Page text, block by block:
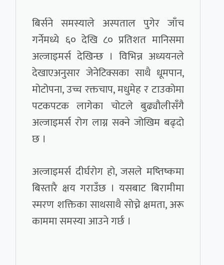
बिर्सने समस्याले अस्पताल पुगेर जाँच
गर्नेमध्ये ६० देखि ८० प्रतिशत मानिसमा
अल्जाइमर्स देखिन्छ । विभिन्न अध्ययनले
देखाएअनुसार जेनेटिक्सका साथै धूमपान,
मोटोपना, उच्च रक्तचाप, मधुमेह र टाउकोमा
पटकपटक लागेका चोटले बुढ्यौलीसँगै
अल्जाइमर्स रोग लाग्न सक्ने जोखिम बढ्दो
छ ।
अल्जाइमर्स दीर्घरोग हो, जसले मष्तिष्कमा
बिस्तारै क्षय गराउँछ । यसबाट बिरामीमा
स्मरण शक्तिका साथसाथै सोच्ने क्षमता, अरू
काममा समस्या आउने गर्छ ।